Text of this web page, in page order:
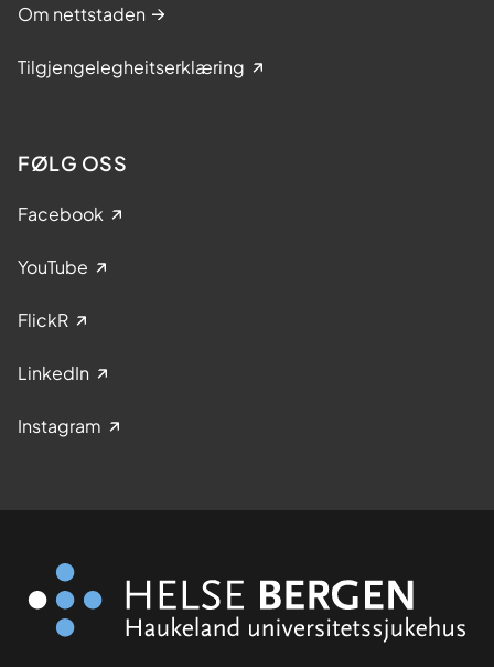
Om nettstaden
Tilgjengelegheitserklæring
FØLG OSS
Facebook
YouTube
FlickR
LinkedIn
Instagram